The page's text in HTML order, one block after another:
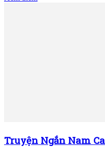
Truyện Ngắn Nam